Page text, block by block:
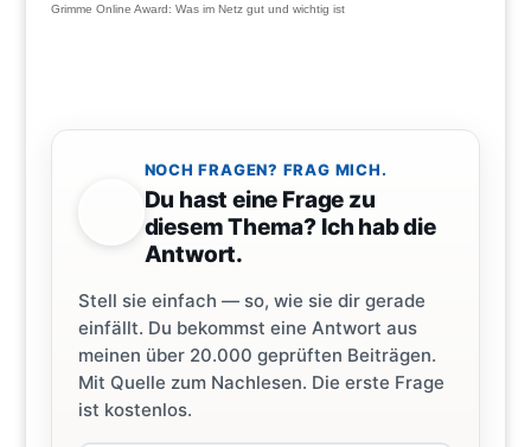
Grimme Online Award: Was im Netz gut und wichtig ist
NOCH FRAGEN? FRAG MICH.
Du hast eine Frage zu
diesem Thema? Ich hab die
Antwort.
Stell sie einfach — so, wie sie dir gerade
einfällt. Du bekommst eine Antwort aus
meinen über 20.000 geprüften Beiträgen.
Mit Quelle zum Nachlesen. Die erste Frage
ist kostenlos.